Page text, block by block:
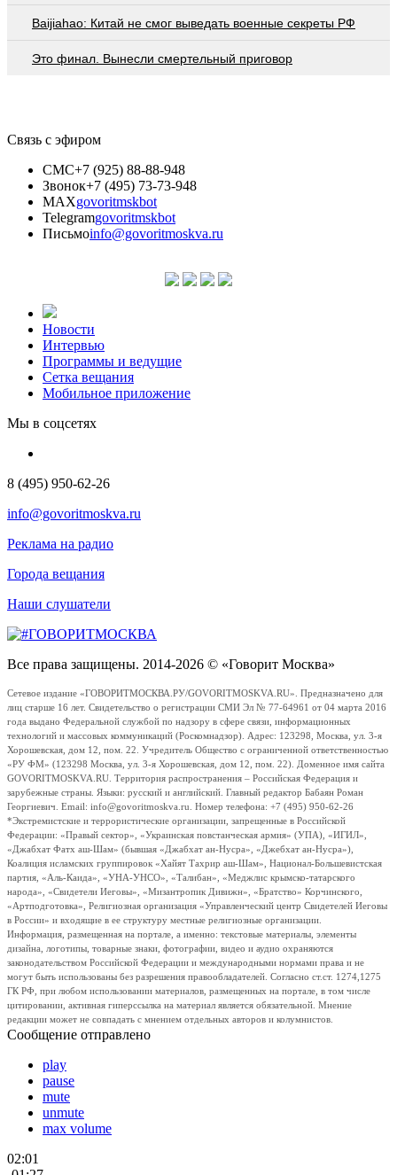
Baijiahao: Китай не смог выведать военные секреты РФ
Это финал. Вынесли смертельный приговор
Связь с эфиром
СМС+7 (925) 88-88-948
Звонок+7 (495) 73-73-948
MAXgovoritmskbot
Telegramgovoritmskbot
Письмоinfo@govoritmoskva.ru
Новости
Интервью
Программы и ведущие
Сетка вещания
Мобильное приложение
Мы в соцсетях
8 (495) 950-62-26
info@govoritmoskva.ru
Реклама на радио
Города вещания
Наши слушатели
Все права защищены. 2014-2026 © «Говорит Москва»
Сетевое издание «ГОВОРИТМОСКВА.РУ/GOVORITMOSKVA.RU». Предназначено для
лиц старше 16 лет. Свидетельство о регистрации СМИ Эл № 77-64961 от 04 марта 2016
года выдано Федеральной службой по надзору в сфере связи, информационных
технологий и массовых коммуникаций (Роскомнадзор). Адрес: 123298, Москва, ул. 3-я
Хорошевская, дом 12, пом. 22. Учредитель Общество с ограниченной ответственностью
«РУ ФМ» (123298 Москва, ул. 3-я Хорошевская, дом 12, пом. 22). Доменное имя сайта
GOVORITMOSKVA.RU. Территория распространения – Российская Федерация и
зарубежные страны. Языки: русский и английский. Главный редактор Бабаян Роман
Георгиевич. Email: info@govoritmoskva.ru. Номер телефона: +7 (495) 950-62-26
*Экстремистские и террористические организации, запрещенные в Российской
Федерации: «Правый сектор», «Украинская повстанческая армия» (УПА), «ИГИЛ»,
«Джабхат Фатх аш-Шам» (бывшая «Джабхат ан-Нусра», «Джебхат ан-Нусра»),
Коалиция исламских группировок «Хайят Тахрир аш-Шам», Национал-Большевистская
партия, «Аль-Каида», «УНА-УНСО», «Талибан», «Меджлис крымско-татарского
народа», «Свидетели Иеговы», «Мизантропик Дивижн», «Братство» Корчинского,
«Артподготовка», Религиозная организация «Управленческий центр Свидетелей Иеговы
в России» и входящие в ее структуру местные религиозные организации.
Информация, размещенная на портале, а именно: текстовые материалы, элементы
дизайна, логотипы, товарные знаки, фотографии, видео и аудио охраняются
законодательством Российской Федерации и международными нормами права и не
могут быть использованы без разрешения правообладателей. Согласно ст.ст. 1274,1275
ГК РФ, при любом использовании материалов, размещенных на портале, в том числе
цитировании, активная гиперссылка на материал является обязательной. Мнение
редакции может не совпадать с мнением отдельных авторов и колумнистов.
Сообщение отправлено
play
pause
mute
unmute
max volume
02:01